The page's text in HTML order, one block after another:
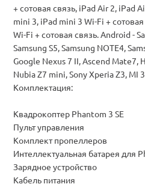
+ сотовая связь, iPad Air 2, iPad
mini 3, iPad mini 3 Wi-Fi +
Wi-Fi + сотовая связь. Android -
Samsung S5, Samsung NOTE4,
Google Nexus 7 II, Ascend Mate7,
Nubia Z7 mini, Sony Xperia Z3, MI
Комплектация:
Квадрокоптер Phantom 3 SE
Пульт управления
Комплект пропеллеров
Интеллектуальная батарея для
Зарядное устройство
Кабель питания